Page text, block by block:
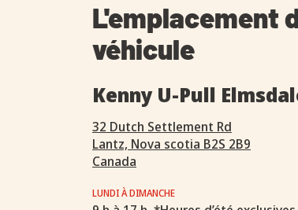
L'emplacement
véhicule
Kenny U-Pull
32 Dutch Settlement Rd
Lantz, Nova scotia B2S 2B9
Canada
LUNDI À DIMANCHE